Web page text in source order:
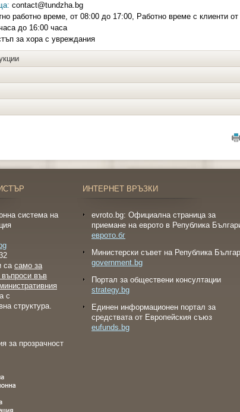
contact@tundzha.bg
работно време, от 08:00 до 17:00, Работно време с клиенти
до 16:00 часа
за хора с увреждания
система на
са само за
във
с
структура.
за прозрачност
ИНТЕРНЕТ ВРЪЗКИ
evroto.bg: Официална страница за
приемане на еврото в Република
еврото.бг
Министерски съвет на Република
government.bg
Портал за обществени консултации
strategy.bg
Eдинен информационен портал за
средствата от Европейския съюз
eufunds.bg